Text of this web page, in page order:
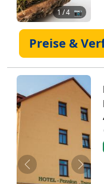
1 / 4 📷
Preise &
Zurück Weiter